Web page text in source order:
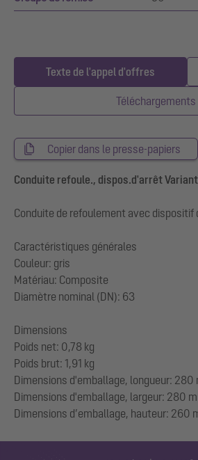
Texte de l'appel d'offres
Téléchargements
Copier dans le presse-papiers
Conduite refoule., dispos.d'arrêt
Conduite de refoulement avec dispositif
Caractéristiques générales
Couleur: gris
Matériau: Composite
Diamètre nominal (DN): 63
Dimensions
Poids net: 0,78 kg
Poids brut: 1,91 kg
Dimensions d'emballage, longueur: 280
Dimensions d'emballage, largeur: 280